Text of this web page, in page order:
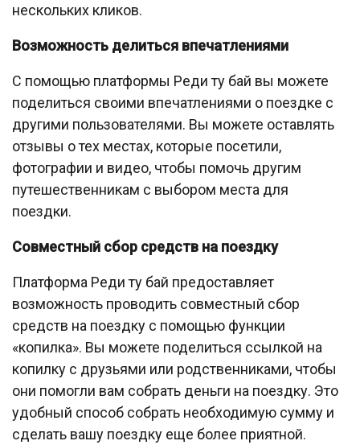
нескольких кликов.
Возможность делиться впечатлениями
С помощью платформы Реди ту бай вы можете
поделиться своими впечатлениями о поездке с
другими пользователями. Вы можете оставлять
отзывы о тех местах, которые посетили,
фотографии и видео, чтобы помочь другим
путешественникам с выбором места для
поездки.
Совместный сбор средств на поездку
Платформа Реди ту бай предоставляет
возможность проводить совместный сбор
средств на поездку с помощью функции
«копилка». Вы можете поделиться ссылкой на
копилку с друзьями или родственниками, чтобы
они помогли вам собрать деньги на поездку. Это
удобный способ собрать необходимую сумму и
сделать вашу поездку еще более приятной.